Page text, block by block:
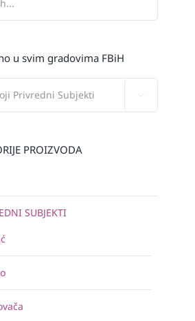
u svim gradovima FBiH
PROIZVODA
SUBJEKTI